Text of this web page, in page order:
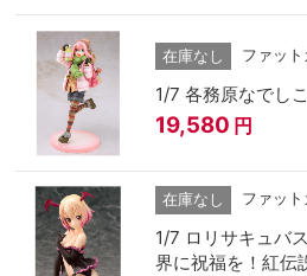
在庫なし ファッ
1/7 各務原なでし
19,580 円
在庫なし ファッ
1/7 ロリサキュバ
界に祝福を！紅伝